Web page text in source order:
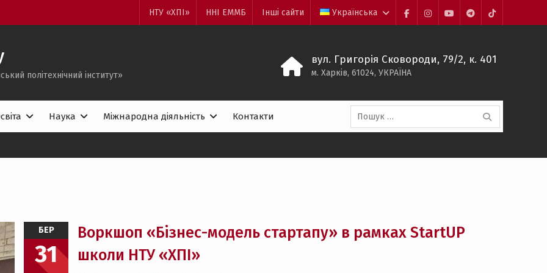
FacebookInstagram
YouTubeTelegram-
TikTok
НТУ «ХПІ» ННІ ЕММБ Інші сайти Українська
політехнічний інститут»
вул. Григорія Сковороди, 79/2, к. 401
м. Харків, 61024, УКРАЇНА
Наука Міжнародна діяльність Контакти
Пошук:
БЕР
31
Воркшоп «Бізнес-модель стартапу» в рамках StartUP
школи НТУ «ХПІ»